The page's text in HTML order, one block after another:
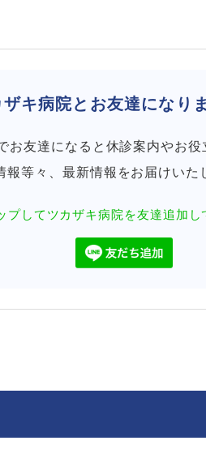
キ病院と お友達になり
お友達になると休診案内やお
報等々、最新情報をお届けいた
プして ツカザキ病院を友達追加し